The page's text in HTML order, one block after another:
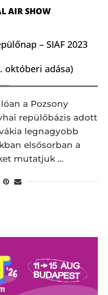
AIR SHOW
– SIAF 2023
októberi adása)
a Pozsony
repülőbázis adott
legnagyobb
elsősorban a
mutatjuk …